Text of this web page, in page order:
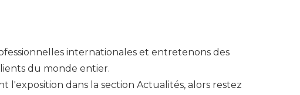
internationales et entretenons des
du monde entier.
l'exposition dans la section Actualités, alors restez